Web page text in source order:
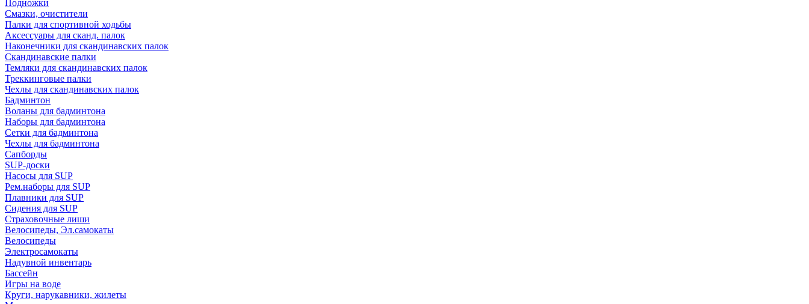
Подножки
Смазки, очистители
Палки для спортивной ходьбы
Аксессуары для сканд. палок
Наконечники для скандинавских палок
Скандинавские палки
Темляки для скандинавских палок
Треккинговые палки
Чехлы для скандинавских палок
Бадминтон
Воланы для бадминтона
Наборы для бадминтона
Сетки для бадминтона
Чехлы для бадминтона
Сапборды
SUP-доски
Насосы для SUP
Рем.наборы для SUP
Плавники для SUP
Сидения для SUP
Страховочные лиши
Велосипеды, Эл.самокаты
Велосипеды
Электросамокаты
Надувной инвентарь
Бассейн
Игры на воде
Круги, нарукавники, жилеты